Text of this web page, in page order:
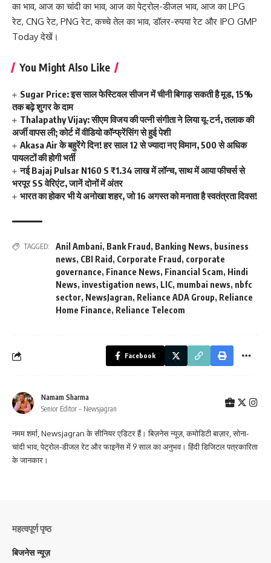
का भाव, आज का चांदी का भाव, आज का पेट्रोल-डीजल भाव, आज का LPG
रेट, CNG रेट, PNG रेट,कच्चे तेल का भाव,डॉलर-रुपया रेट और IPO GMP
Todayदेखें।
You Might Also Like
Sugar Price: इस साल फेस्टिवल सीजन में चीनी बिगाड़ सकती है मूड, 15%
तक बढ़े शुगर के दाम
Thalapathy Vijay: सीएम विजय की पत्नी संगीता ने लिया यू-टर्न, तलाक की
अर्जी वापस ली; कोर्ट में वीडियो कॉन्फ्रेंसिंग से हुई पेशी
Akasa Air के बहुरेंगे दिन! हर साल 12 से ज्यादा नए विमान, 500 से अधिक
पायलटों की होगी भर्ती
नई Bajaj Pulsar N160 S ₹1.34 लाख में लॉन्च, साथ में आया फीचर्स से
भरपूर SS वेरिएंट, जानें दोनों में अंतर
भारत का होकर भी ये अनोखा शहर, जो 16 अगस्त को मनाता है स्वतंत्रता दिवस!
TAGGED: Anil Ambani, Bank Fraud , Banking News, business
news, CBI Raid , Corporate Fraud , corporate
governance, Finance News, Financial Scam, Hindi
News, investigation news, LIC, mumbai news, nbfc
sector, NewsJagran, Reliance ADA Group, Reliance
Home Finance, Reliance Telecom
Facebook
Namam Sharma
Senior Editor – Newsjagran
नमम शर्मा, Newsjagran के सीनियर एडिटर हैं। बिज़नेस न्यूज़, कमोडिटी बाज़ार, सोना-
चांदी भाव, पेट्रोल-डीजल रेट और फाइनेंस में 9 साल का अनुभव। हिंदी डिजिटल पत्रकारिता
के जानकार।
महत्वपूर्ण पृष्ठ
बिजनेस न्यूज़